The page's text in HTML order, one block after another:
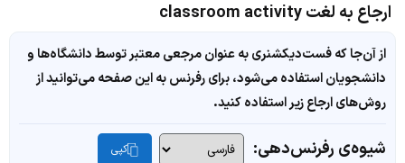
ارجاع به لغت classroom activity
از آن‌جا که فست‌دیکشنری به عنوان مرجعی معتبر توسط دانشگاه‌ها و
دانشجویان استفاده می‌شود، برای رفرنس به این صفحه می‌توانید از
روش‌های ارجاع زیر استفاده کنید.
شیوه‌ی رفرنس‌دهی: کپی